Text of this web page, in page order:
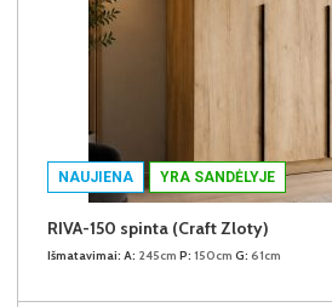
NAUJIENA YRA SANDĖLYJE
RIVA-150 spinta (Craft Zloty)
Išmatavimai: A: 245cm P: 150cm G: 61cm